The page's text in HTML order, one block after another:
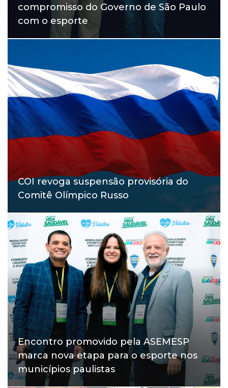
compromisso do Governo de São Paulo
com o esporte
COI revoga suspensão provisória do
Comitê Olímpico Russo
Encontro promovido pela ASEMESP
marca nova etapa para o esporte nos
municípios paulistas